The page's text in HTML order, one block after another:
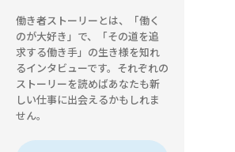
働き者ストーリーとは、「働く
のが大好き」で、「その道を追
求する働き手」の生き様を知れ
るインタビューです。それぞれの
ストーリーを読めばあなたも新
しい仕事に出会えるかもしれま
せん。